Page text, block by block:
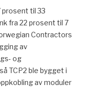
prosent til 33
fra 22 prosent til 7
Contractors
av
og
TCP2 ble bygget i
av moduler